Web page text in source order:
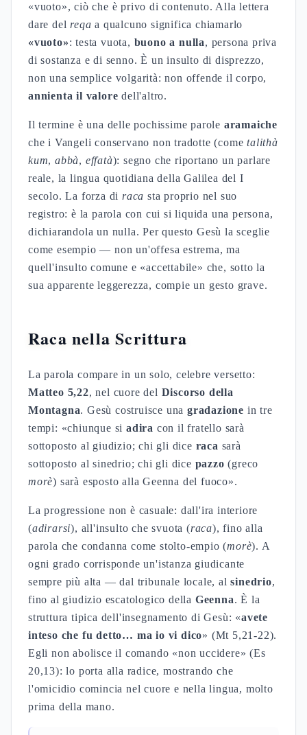
«vuoto», ciò che è privo di contenuto. Alla lettera
dare del reqa a qualcuno significa chiamarlo
«vuoto»: testa vuota, buono a nulla, persona priva
di sostanza e di senno. È un insulto di disprezzo,
non una semplice volgarità: non offende il corpo,
annienta il valore dell'altro.
Il termine è una delle pochissime parole aramaiche
che i Vangeli conservano non tradotte (cometalithà
kum,abbà, effatà): segno che riportano un parlare
reale, la lingua quotidiana della Galilea del I
secolo. La forza di raca sta proprio nel suo
registro: è la parola con cui si liquida una persona,
dichiarandola un nulla. Per questo Gesù la sceglie
come esempio — non un'offesa estrema, ma
quell'insulto comune e «accettabile» che, sotto la
sua apparente leggerezza, compie un gesto grave.
Raca nella Scrittura
La parola compare in un solo, celebre versetto:
Matteo 5,22, nel cuore del Discorso della
Montagna. Gesù costruisce unagradazione in tre
tempi: «chiunque siadira con il fratello sarà
sottoposto al giudizio; chi gli dice raca sarà
sottoposto al sinedrio; chi gli dice pazzo (greco
morè) sarà esposto alla Geenna del fuoco».
La progressione non è casuale: dall'ira interiore
(adirarsi), all'insulto che svuota (raca), fino alla
parola che condanna come stolto-empio (morè). A
ogni grado corrisponde un'istanza giudicante
sempre più alta — dal tribunale locale, alsinedrio,
fino al giudizio escatologico della Geenna. È la
struttura tipica dell'insegnamento di Gesù: «avete
inteso che fu detto… ma io vi dico» (Mt 5,21-22).
Egli non abolisce il comando «non uccidere» (Es
20,13): lo porta alla radice, mostrando che
l'omicidio comincia nel cuore e nella lingua, molto
prima della mano.